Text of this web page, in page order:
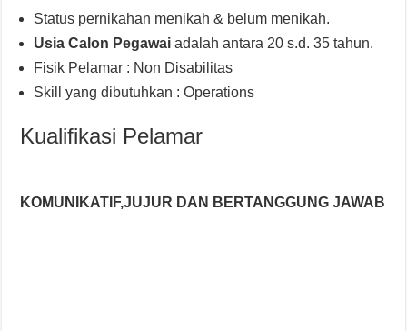
Status pernikahan menikah & belum menikah.
Usia Calon Pegawaiadalah antara 20 s.d. 35 tahun.
Fisik Pelamar : Non Disabilitas
Skill yang dibutuhkan : Operations
Kualifikasi Pelamar
KOMUNIKATIF,JUJUR DAN BERTANGGUNG JAWAB